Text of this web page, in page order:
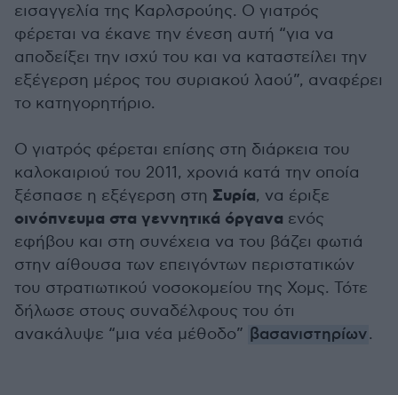
εισαγγελία της Καρλσρούης. Ο γιατρός
φέρεται να έκανε την ένεση αυτή “για να
αποδείξει την ισχύ του και να καταστείλει την
εξέγερση μέρος του συριακού λαού”, αναφέρει
το κατηγορητήριο.
Ο γιατρός φέρεται επίσης στη διάρκεια του
καλοκαιριού του 2011, χρονιά κατά την οποία
ξέσπασε η εξέγερση στη Συρία, να έριξε
οινόπνευμα στα γεννητικά όργανα ενός
εφήβου και στη συνέχεια να του βάζει φωτιά
στην αίθουσα των επειγόντων περιστατικών
του στρατιωτικού νοσοκομείου της Χομς. Τότε
δήλωσε στους συναδέλφους του ότι
ανακάλυψε “μια νέα μέθοδο” βασανιστηρίων.